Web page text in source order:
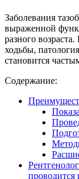
Заболевания
выраженной
разного
ходьбы,
становится
Содержание:
проводится